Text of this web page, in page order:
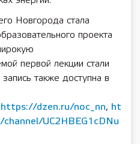
Новгорода стала
проекта
первой лекции стали
также доступна в
https://dzen.ru/noc_nn, ht
UC2HBEG1cDNu